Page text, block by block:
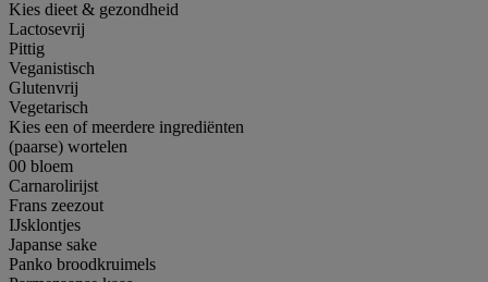
Kies dieet & gezondheid
Lactosevrij
Pittig
Veganistisch
Glutenvrij
Vegetarisch
Kies een of meerdere ingrediënten
(paarse) wortelen
00 bloem
Carnarolirijst
Frans zeezout
IJsklontjes
Japanse sake
Panko broodkruimels